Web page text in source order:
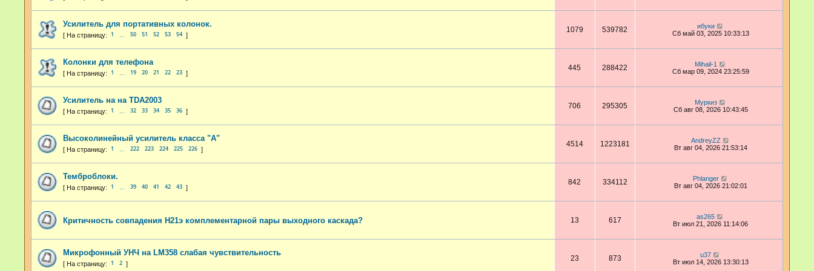
Усилитель для портативных колонок.
1 50 51 52 53 54
1079 539782
ибуки
Сб май 03, 2025 10:33:13
Колонки для телефона
1 19 20 21 22 23
445 288422
Mihail-1
Сб мар 09, 2024 23:25:59
Усилитель на на TDA2003
1 32 33 34 35 36
706 295305
Муркиз
Сб авг 08, 2026 10:43:45
Высоколинейный усилитель класса "А"
1 222 223 224 225 226
4514 1223181
AndreyZZ
Вт авг 04, 2026 21:53:14
Темброблоки.
1 39 40 41 42 43
842 334112
Phlanger
Вт авг 04, 2026 21:02:01
Критичность совпадения H21э комплементарной пары выходного каскада? 13 617
as265
Вт июл 21, 2026 11:14:06
Микрофонный УНЧ на LM358 слабая чувствительность
1 2
23 873
u37
Вт июл 14, 2026 13:30:13